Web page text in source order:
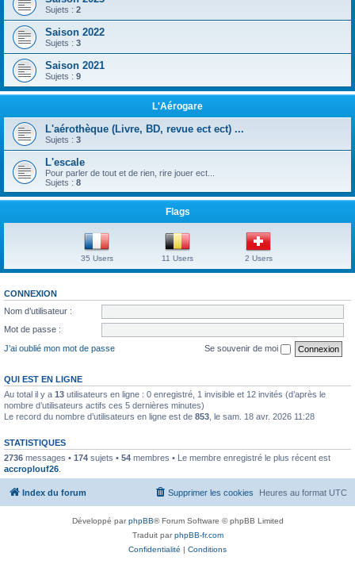
Sujets : 2
Saison 2022
Sujets : 3
Saison 2021
Sujets : 9
L'Aérogare
L'aérothèque (Livre, BD, revue ect ect) ...
Sujets : 3
L'escale
Pour parler de tout et de rien, rire jouer ect...
Sujets : 8
Flags
35 Users 11 Users 2 Users
CONNEXION
Nom d’utilisateur :
Mot de passe :
J’ai oublié mon mot de passe
Se souvenir de moi
QUI EST EN LIGNE
Au total il y a 13 utilisateurs en ligne : 0 enregistré, 1 invisible et 12 invités (d’après le
nombre d’utilisateurs actifs ces 5 dernières minutes)
Le record du nombre d’utilisateurs en ligne est de 853 , le sam. 18 avr. 2026 11:28
STATISTIQUES
2736 messages • 174 sujets • 54 membres • Le membre enregistré le plus récent est
accroplouf26
Index du forum Heures au format UTC
Supprimer les cookies
Développé parphpBB® Forum Software © phpBB Limited
Traduit parphpBB-fr.com
Confidentialité | Conditions